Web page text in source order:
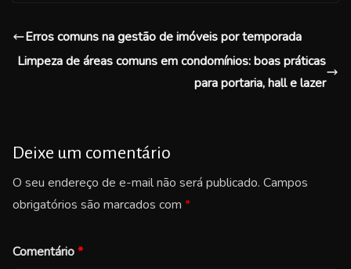
Erros comuns na gestão de imóveis por temporada
Limpeza de áreas comuns em condomínios: boas práticas
para portaria, hall e lazer
Deixe um comentário
O seu endereço de e-mail não será publicado. Campos
obrigatórios são marcados com *
Comentário*